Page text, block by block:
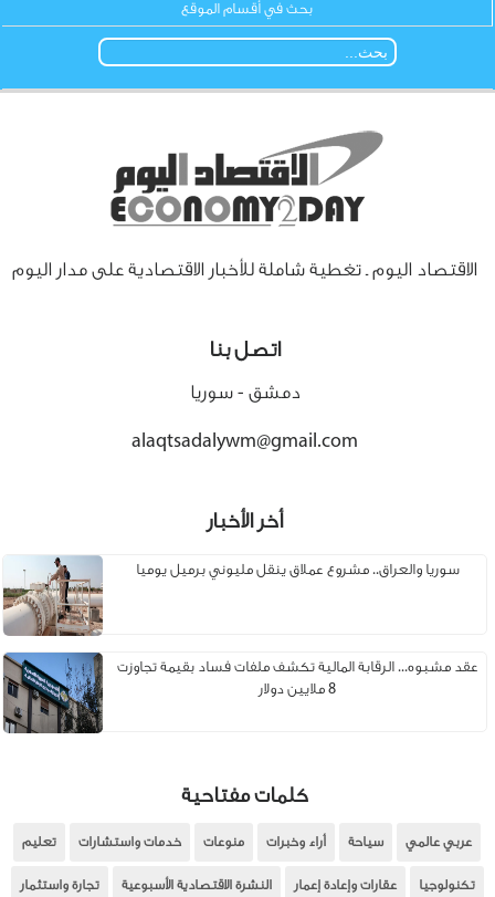
بحث في أقسام الموقع
الاقتصاد اليوم ـ تغطية شاملة للأخبار الاقتصادية على مدار اليوم
اتصل بنا
دمشق - سوريا
alaqtsadalywm@gmail.com
أخر الأخبار
سوريا والعراق.. مشروع عملاق ينقل مليوني برميل يوميا
عقد مشبوه... الرقابة المالية تكشف ملفات فساد بقيمة تجاوزت
8 ملايين دولار
كلمات مفتاحية
عربي عالمي سياحة أراء وخبرات منوعات خدمات واستشارات تعليم
تكنولوجيا عقارات وإعادة إعمار النشرة الاقتصادية الأسبوعية تجارة واستثمار